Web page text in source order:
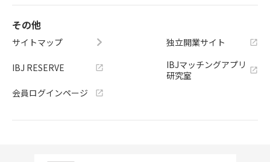
その他
サイトマップ
IBJ RESERVE
会員ログインページ
独立開業サイト
IBJマッチングアプリ
研究室